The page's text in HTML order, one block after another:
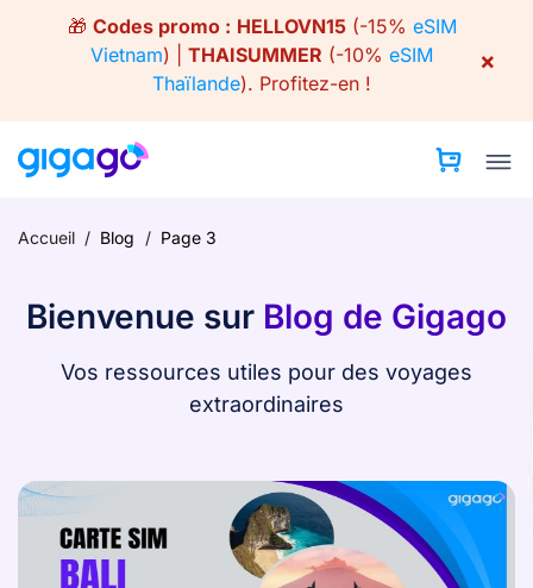
🎁 Codes promo : HELLOVN15(-15% eSIM
Vietnam) | THAISUMMER (-10% eSIM
Thaïlande). Profitez-en !
×
Accueil / Blog / Page 3
Bienvenue sur Blog de Gigago
Vos ressources utiles pour des voyages
extraordinaires